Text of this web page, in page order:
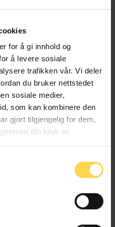
for å gi innhold og
å levere sosiale
trafikken vår. Vi deler
du bruker nettstedet
sosiale medier,
som kan kombinere den
gjort tilgjengelig for dem,
din bruk av
rett
konkurranserett